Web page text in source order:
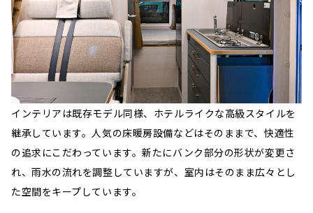
インテリアは既存モデル同様、ホテルライクな高級スタイルを
継承しています。人気の床暖房設備などはそのままで、快適性
の追求にこだわっています。新たにバンク部分の形状が変更さ
れ、雨水の流れを調整していますが、室内はそのまま広々とし
た空間をキープしています。